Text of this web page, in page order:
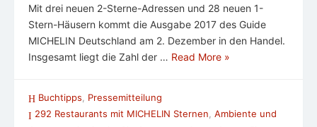
Mit drei neuen 2-Sterne-Adressen und 28 neuen 1-
Stern-Häusern kommt die Ausgabe 2017 des Guide
MICHELIN Deutschland am 2. Dezember in den Handel.
Insgesamt liegt die Zahl der … Read More »
Buchtipps
Pressemitteilung
292 Restaurants mit MICHELIN Sternen, Ambiente und